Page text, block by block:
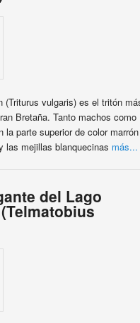
(Triturus vulgaris) es el tritón
Bretaña. Tanto machos como
la parte superior de color
las mejillas blanquecinas más...
del Lago